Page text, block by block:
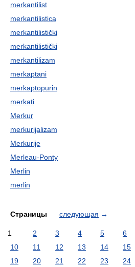
merkantilist
merkantilistica
merkantilistički
merkantilistički
merkantilizam
merkaptani
merkaptopurin
merkati
Merkur
merkurijalizam
Merkurije
Merleau-Ponty
Merlin
merlin
Страницы следующая →
1 2 3 4 5 6
10
11 12 13 14 15
19
20 21 22 23 24